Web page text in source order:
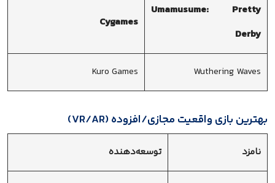
Umamusume: Pretty
Derby
Cygames
Wuthering Waves
Kuro Games
بهترین بازی واقعیت مجازی/افزوده (VR/AR)
نامزد توسعه‌دهنده